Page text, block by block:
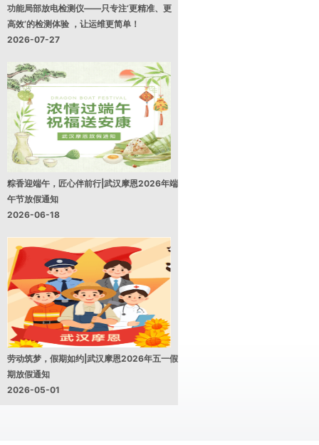
功能局部放电检测仪——只专注‘更精准、更
高效’的检测体验 ，让运维更简单！
2026-07-27
粽香迎端午，匠心伴前行|武汉摩恩2026年端
午节放假通知
2026-06-18
劳动筑梦，假期如约|武汉摩恩2026年五一假
期放假通知
2026-05-01